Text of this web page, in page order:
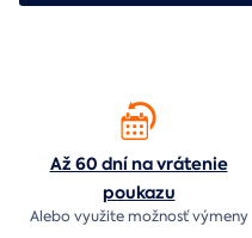
Až 60 dní na vrátenie
poukazu
Alebo využite možnosť výmeny